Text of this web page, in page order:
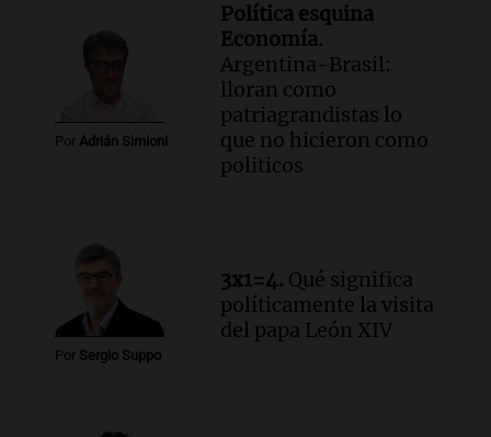
Por Adrián Simioni
Política esquina
Economía.
Argentina-Brasil:
lloran como
patriagrandistas lo
que no hicieron como
politicos
Por Sergio Suppo
3x1=4. Qué significa
políticamente la visita
del papa León XIV